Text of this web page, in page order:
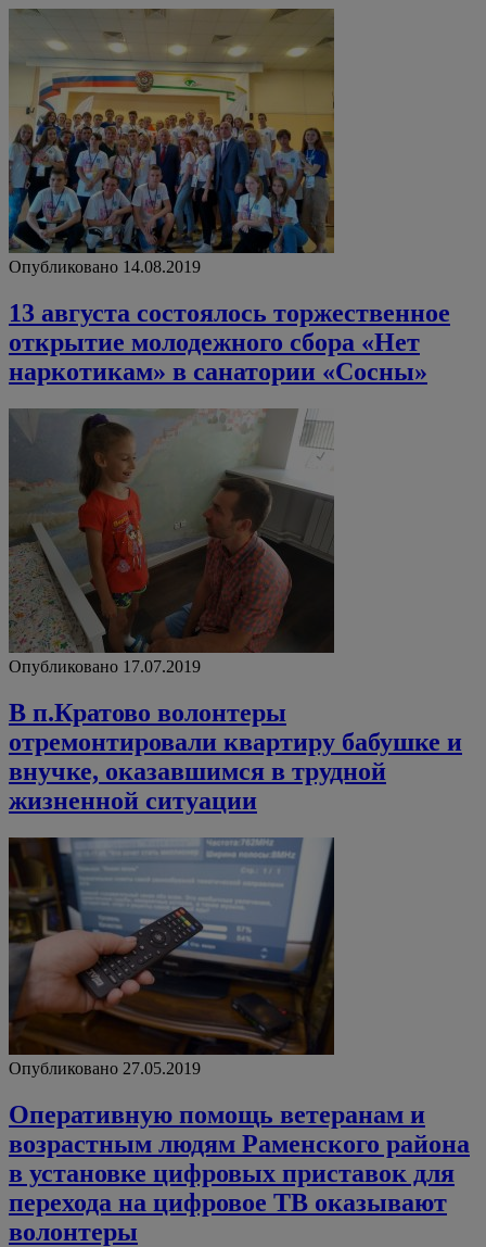
Опубликовано 14.08.2019
13 августа состоялось торжественное
открытие молодежного сбора «Нет
наркотикам» в санатории «Сосны»
Опубликовано 17.07.2019
В п.Кратово волонтеры
отремонтировали квартиру бабушке и
внучке, оказавшимся в трудной
жизненной ситуации
Опубликовано 27.05.2019
Оперативную помощь ветеранам и
возрастным людям Раменского района
в установке цифровых приставок для
перехода на цифровое ТВ оказывают
волонтеры